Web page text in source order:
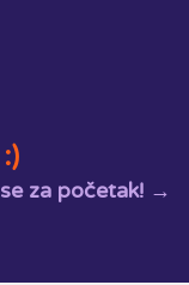
za početak! →